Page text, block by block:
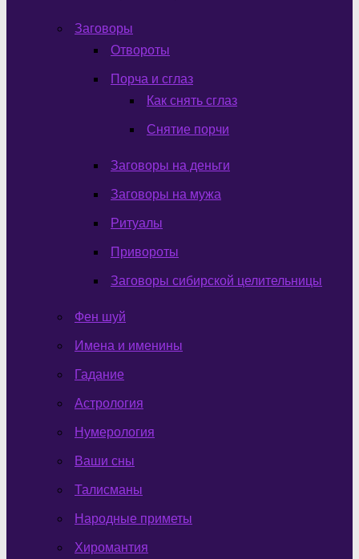
Заговоры
Отвороты
Порча и сглаз
Как снять сглаз
Снятие порчи
Заговоры на деньги
Заговоры на мужа
Ритуалы
Привороты
Заговоры сибирской целительницы
Фен шуй
Имена и именины
Гадание
Астрология
Нумерология
Ваши сны
Талисманы
Народные приметы
Хиромантия